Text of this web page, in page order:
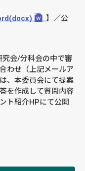
】／公
究会/分科会の中で審
わせ（上記メールア
、本委員会にて提案
を作成して質問内容
ト紹介HPにて公開